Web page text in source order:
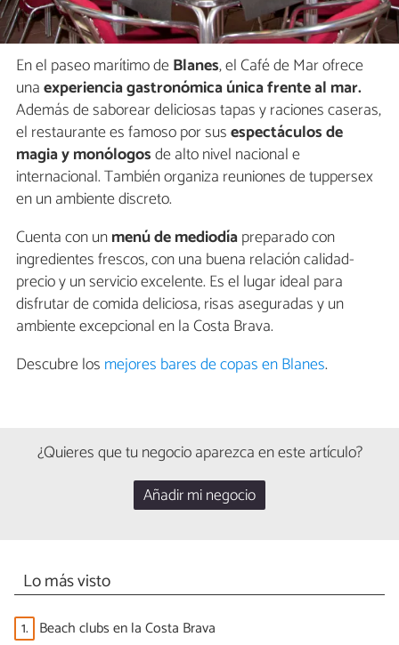
En el paseo marítimo deBlanes, el Café de Mar ofrece
unaexperiencia gastronómica única frente al mar.
Además de saborear deliciosas tapas y raciones caseras,
el restaurante es famoso por susespectáculos de
magia y monólogosde alto nivel nacional e
internacional. También organiza reuniones de tuppersex
en un ambiente discreto.
Cuenta con unmenú de mediodíapreparado con
ingredientes frescos, con una buena relación calidad-
precio y un servicio excelente. Es el lugar ideal para
disfrutar de comida deliciosa, risas aseguradas y un
ambiente excepcional en la Costa Brava.
Descubre los mejores bares de copas en Blanes.
¿Quieres que tu negocio aparezca en este artículo?
Añadir mi negocio
Lo más visto
1. Beach clubs en la Costa Brava